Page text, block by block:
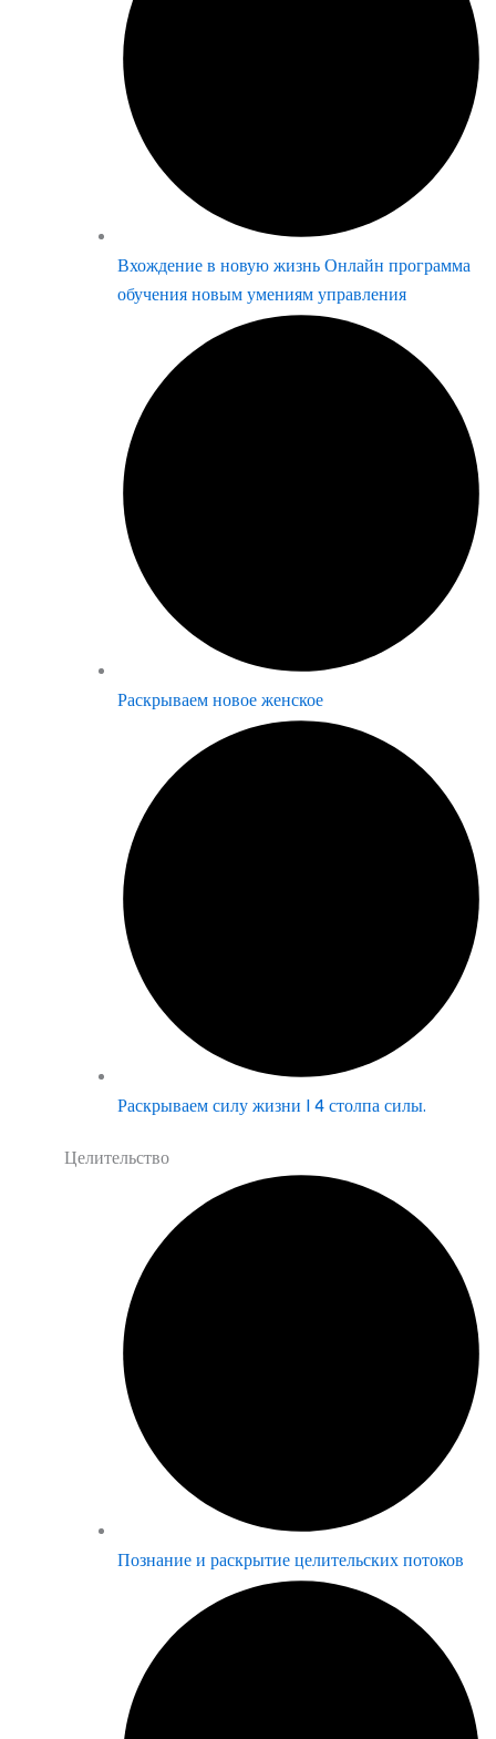
Вхождение в новую жизнь Онлайн программа
обучения новым умениям управления
Раскрываем новое женское
Раскрываем силу жизни | 4 столпа силы.
Целительство
Познание и раскрытие целительских потоков